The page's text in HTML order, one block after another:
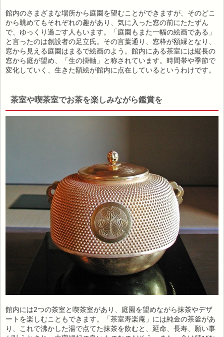
館内のさまざまな場所から庭園を望むことができますが、そのどこ
から眺めてもそれぞれの趣があり、気に入った窓の前にたたずん
で、ゆっくり過ごす人もいます。「庭園もまた一幅の絵画である」
と言ったのは創設者の足立氏。その言葉通り、窓枠が額縁となり、
窓から見える庭園はまるで絵画のよう。館内にある茶室には縦長の
窓から庭が望め、「生の掛軸」と称されています。時間帯や季節で
変化していく、生きた額絵が館内に点在しているというわけです。
茶室や喫茶室でお茶を楽しみながら鑑賞を
館内には2つの茶室と喫茶室があり、庭園を望めながら抹茶やデザ
ートを楽しむこともできます。「茶室寿楽庵」には純金の茶釜があ
り、これで沸かした湯で点てた抹茶を飲むと、延命、長寿、願い事